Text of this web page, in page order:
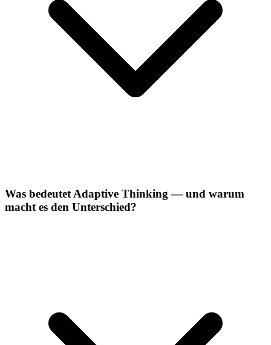
Was bedeutet Adaptive Thinking — und warum
macht es den Unterschied?